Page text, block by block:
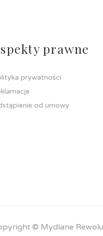
prawne
prywatności
od umowy
© Mydlane